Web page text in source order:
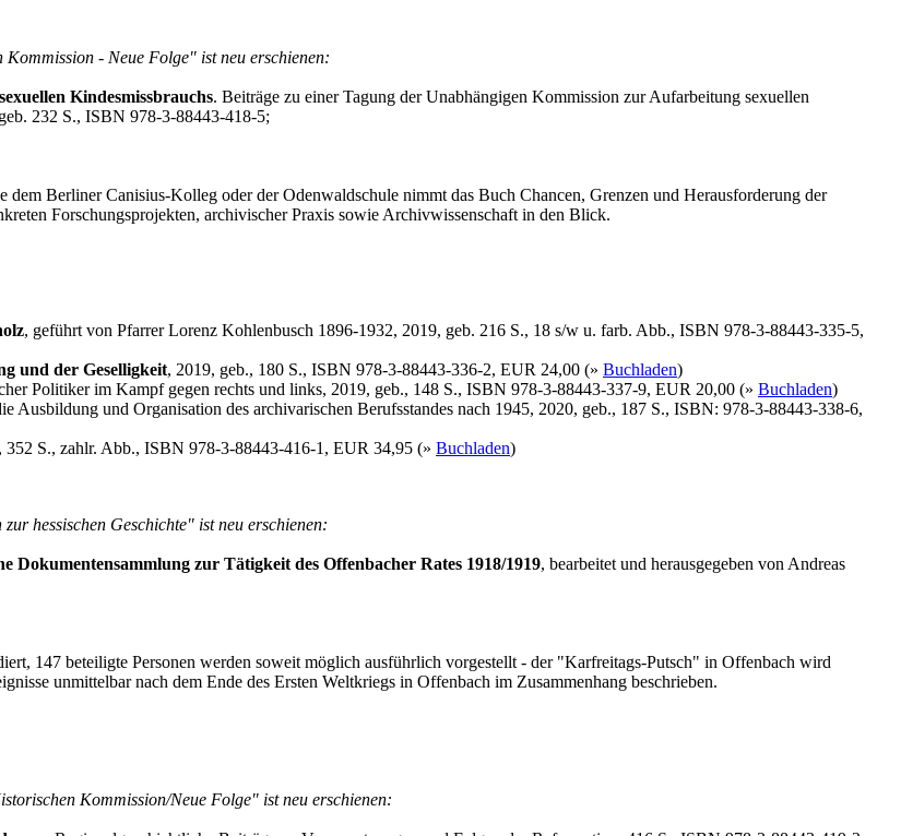
- Neue Folge" ist neu erschienen:
Kindesmissbrauchs. Beiträge zu einer Tagung der Unabhängigen Kommission zur Aufarbeitung sexuellen
232 S., ISBN 978-3-88443-418-5;
Berliner Canisius-Kolleg oder der Odenwaldschule nimmt das Buch Chancen, Grenzen und Herausforderung der
Forschungsprojekten, archivischer Praxis sowie Archivwissenschaft in den Blick.
, geführt von Pfarrer Lorenz Kohlenbusch 1896-1932, 2019, geb. 216 S., 18 s/w u. farb. Abb., ISBN 978-3-88443-335-5,
und der Geselligkeit, 2019, geb., 180 S., ISBN 978-3-88443-336-2, EUR 24,00 (» Buchladen)
Politiker im Kampf gegen rechts und links, 2019, geb., 148 S., ISBN 978-3-88443-337-9, EUR 20,00 (» Buchladen)
Ausbildung und Organisation des archivarischen Berufsstandes nach 1945, 2020, geb., 187 S., ISBN: 978-3-88443-338-6,
352 S., zahlr. Abb., ISBN 978-3-88443-416-1, EUR 34,95 (» Buchladen)
hessischen Geschichte" ist neu erschienen:
zur Tätigkeit des Offenbacher Rates 1918/1919, bearbeitet und herausgegeben von Andreas
147 beteiligte Personen werden soweit möglich ausführlich vorgestellt - der "Karfreitags-Putsch" in Offenbach wird
unmittelbar nach dem Ende des Ersten Weltkriegs in Offenbach im Zusammenhang beschrieben.
Kommission/Neue Folge" ist neu erschienen: